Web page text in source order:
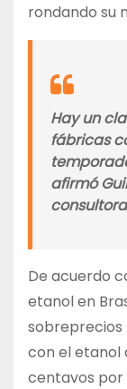
rondando su
Hay un
fábricas
afirmó
De acuerdo
etanol en
sobreprecios
con el etanol
centavos por